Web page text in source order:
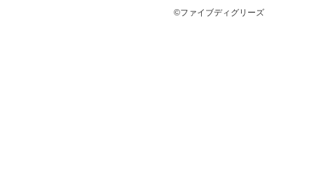
©ファイブディグリーズ